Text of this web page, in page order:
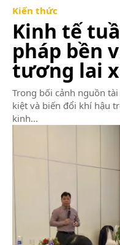
Kiến thức
Kinh tế
pháp bền
tương lai
Trong bối cảnh nguồn
kiệt và biến đổi khí hậu
kinh...